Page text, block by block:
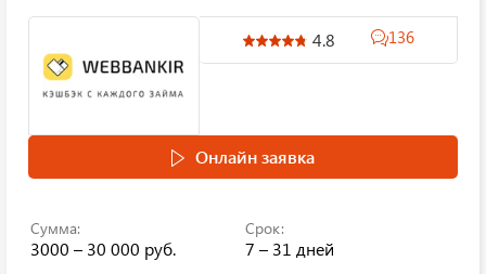
4.8 136
Онлайн заявка
Сумма:
3000 – 30 000 руб.
Срок:
7 – 31 дней